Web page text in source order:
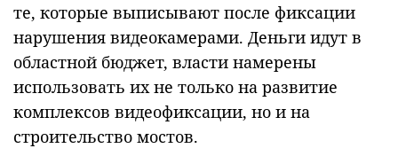
те, которые выписывают после фиксации
нарушения видеокамерами. Деньги идут в
областной бюджет, власти намерены
использовать их не только на развитие
комплексов видеофиксации, но и на
строительство мостов.